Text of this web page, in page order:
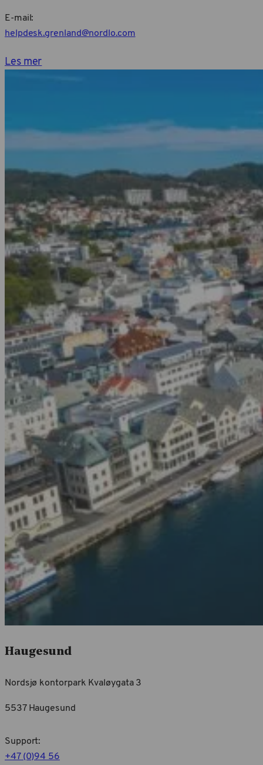
E-mail:
helpdesk.grenland@nordlo.com
Les mer
Haugesund
Nordsjø kontorpark Kvaløygata 3
5537 Haugesund
Support:
+47 (0)94 56